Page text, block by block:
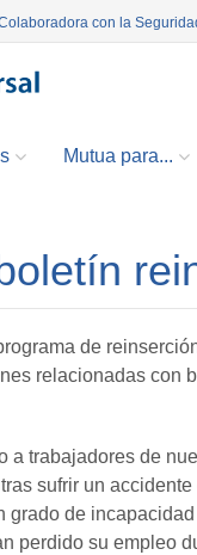
con la
Mutua para...
de
relacionadas con
a trabajadores de
sufrir un
grado de
perdido su empleo